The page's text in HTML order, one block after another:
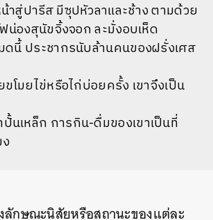
สู่ปารีส มีซุปหัวลาและช้าง ตามด้วย
น่องสุนัขจิ้งจอก ละมั่งอบเห็ด
ดนี้ ประชากรนับล้านคนของฝรั่งเศส
โมยไข่หรือไก่บ่อยครั้ง เขาจึงเป็น
นเหล็ก การกิน-ดื่มของเขาเป็นที่
กษณะนิสัยหรือสถานะของแต่ละ